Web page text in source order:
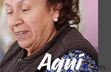
de la
la primera piedra para
que producirá metanol en...